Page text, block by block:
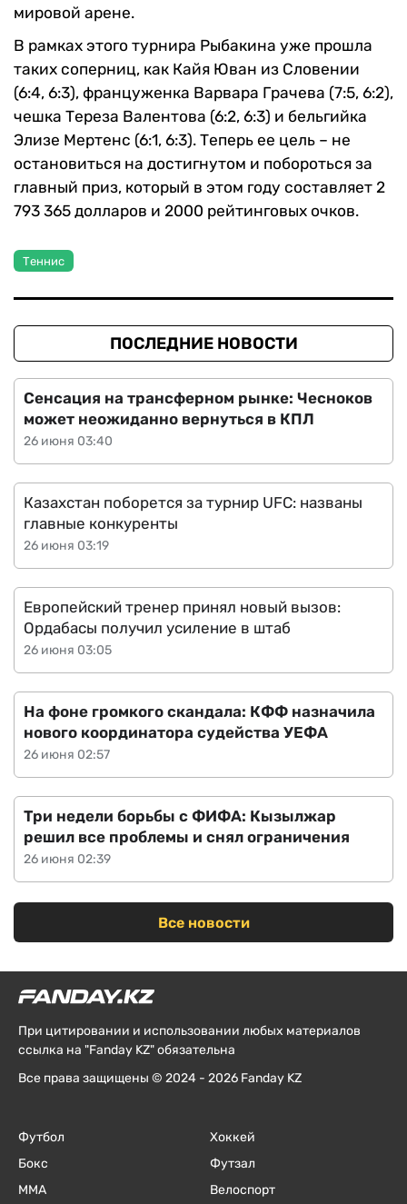
мировой арене.
В рамках этого турнира Рыбакина уже прошла
таких соперниц, как Кайя Юван из Словении
(6:4, 6:3), француженка Варвара Грачева (7:5, 6:2),
чешка Тереза Валентова (6:2, 6:3) и бельгийка
Элизе Мертенс (6:1, 6:3). Теперь ее цель – не
остановиться на достигнутом и побороться за
главный приз, который в этом году составляет 2
793 365 долларов и 2000 рейтинговых очков.
Теннис
ПОСЛЕДНИЕ НОВОСТИ
26 июня 03:40
Сенсация на трансферном рынке: Чесноков
может неожиданно вернуться в КПЛ
26 июня 03:19
Казахстан поборется за турнир UFC: названы
главные конкуренты
26 июня 03:05
Европейский тренер принял новый вызов:
Ордабасы получил усиление в штаб
26 июня 02:57
На фоне громкого скандала: КФФ назначила
нового координатора судейства УЕФА
26 июня 02:39
Три недели борьбы с ФИФА: Кызылжар
решил все проблемы и снял ограничения
Все новости
При цитировании и использовании любых материалов
ссылка на "Fanday KZ" обязательна
Все права защищены © 2024 - 2026 Fanday KZ
Футбол
Бокс
ММА
Хоккей
Футзал
Велоспорт